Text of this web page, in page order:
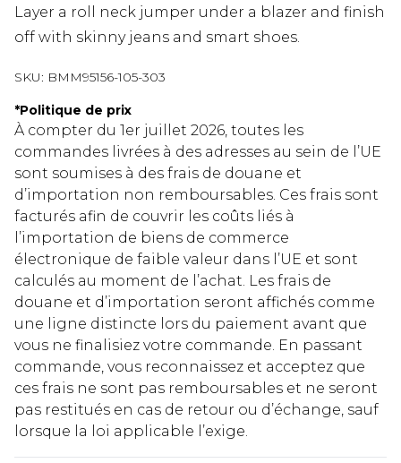
Layer a roll neck jumper under a blazer and finish
off with skinny jeans and smart shoes.
SKU: BMM95156-105-303
*Politique de prix
À compter du 1er juillet 2026, toutes les
commandes livrées à des adresses au sein de l’UE
sont soumises à des frais de douane et
d’importation non remboursables. Ces frais sont
facturés afin de couvrir les coûts liés à
l’importation de biens de commerce
électronique de faible valeur dans l’UE et sont
calculés au moment de l’achat. Les frais de
douane et d’importation seront affichés comme
une ligne distincte lors du paiement avant que
vous ne finalisiez votre commande. En passant
commande, vous reconnaissez et acceptez que
ces frais ne sont pas remboursables et ne seront
pas restitués en cas de retour ou d’échange, sauf
lorsque la loi applicable l’exige.